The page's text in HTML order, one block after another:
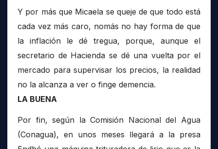
Y por más que Micaela se queje de que todo está
cada vez más caro, nomás no hay forma de que
la inflación le dé tregua, porque, aunque el
secretario de Hacienda se dé una vuelta por el
mercado para supervisar los precios, la realidad
no la alcanza a ver o finge demencia.
LA BUENA
Por fin, según la Comisión Nacional del Agua
(Conagua), en unos meses llegará a la presa